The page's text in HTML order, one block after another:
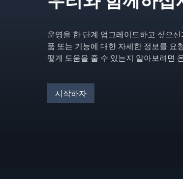
운영을 한 단계 업그레이드하고 싶으
품 또는 기능에 대한 자세한 정보를 요
떻게 도움을 줄 수 있는지 알아보려면
시작하자